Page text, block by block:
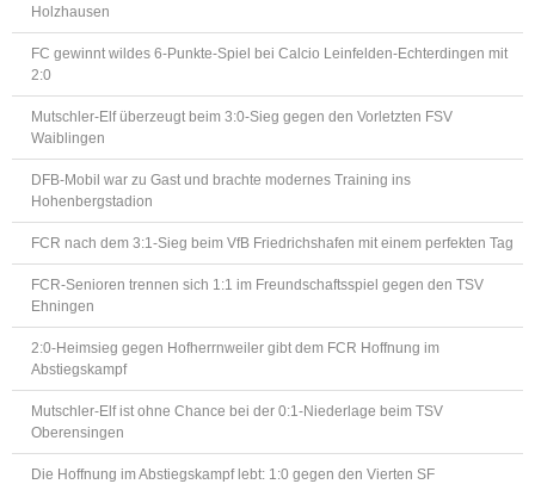
Holzhausen
FC gewinnt wildes 6-Punkte-Spiel bei Calcio Leinfelden-Echterdingen mit
2:0
Mutschler-Elf überzeugt beim 3:0-Sieg gegen den Vorletzten FSV
Waiblingen
DFB-Mobil war zu Gast und brachte modernes Training ins
Hohenbergstadion
FCR nach dem 3:1-Sieg beim VfB Friedrichshafen mit einem perfekten Tag
FCR-Senioren trennen sich 1:1 im Freundschaftsspiel gegen den TSV
Ehningen
2:0-Heimsieg gegen Hofherrnweiler gibt dem FCR Hoffnung im
Abstiegskampf
Mutschler-Elf ist ohne Chance bei der 0:1-Niederlage beim TSV
Oberensingen
Die Hoffnung im Abstiegskampf lebt: 1:0 gegen den Vierten SF